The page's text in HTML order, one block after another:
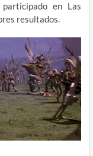
en Las
resultados.